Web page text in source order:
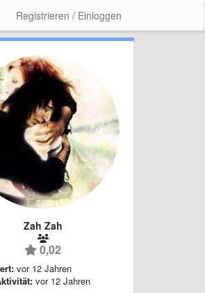
Registrieren / Einloggen
Zah Zah
0,02
vor 12 Jahren
vor 12 Jahren